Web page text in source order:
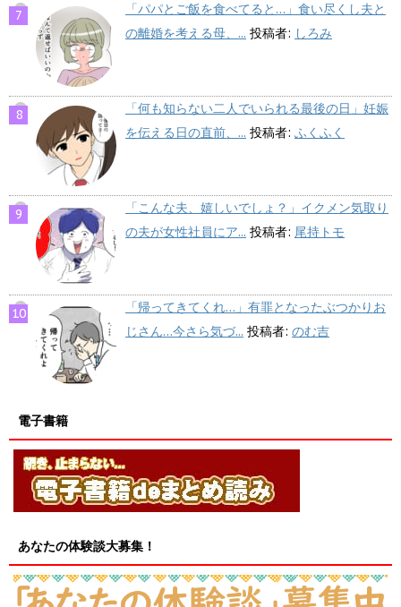
「パパとご飯を食べてると…」食い尽くし夫と
の離婚を考える母、... 投稿者: しろみ
「何も知らない二人でいられる最後の日」妊娠
を伝える日の直前、... 投稿者: ふくふく
「こんな夫、嬉しいでしょ？」イクメン気取り
の夫が女性社員にア... 投稿者: 尾持トモ
「帰ってきてくれ…」有罪となったぶつかりお
じさん…今さら気づ... 投稿者: のむ吉
電子書籍
あなたの体験談大募集！